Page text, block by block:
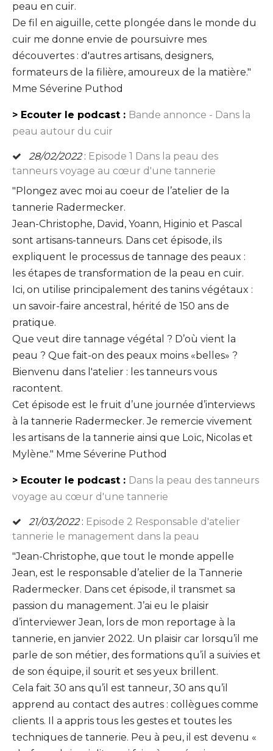
peau en cuir.
De fil en aiguille, cette plongée dans le monde du
cuir me donne envie de poursuivre mes
découvertes : d'autres artisans, designers,
formateurs de la filière, amoureux de la matière."
Mme Séverine Puthod
> Ecouter le podcast : Bande annonce - Dans la
peau autour du cuir
28/02/2022: Episode 1 Dans la peau des
tanneurs voyage au cœur d'une tannerie
"Plongez avec moi au coeur de l’atelier de la
tannerie Radermecker.
Jean-Christophe, David, Yoann, Higinio et Pascal
sont artisans-tanneurs. Dans cet épisode, ils
expliquent le processus de tannage des peaux :
les étapes de transformation de la peau en cuir.
Ici, on utilise principalement des tanins végétaux :
un savoir-faire ancestral, hérité de 150 ans de
pratique.
Que veut dire tannage végétal ? D’où vient la
peau ? Que fait-on des peaux moins «belles» ?
Bienvenu dans l'atelier : les tanneurs vous
racontent.
Cet épisode est le fruit d’une journée d’interviews
à la tannerie Radermecker. Je remercie vivement
les artisans de la tannerie ainsi que Loïc, Nicolas et
Mylène." Mme Séverine Puthod
> Ecouter le podcast : Dans la peau des tanneurs
voyage au cœur d'une tannerie
21/03/2022: Episode 2 Responsable d'atelier
tannerie le management dans la peau
"Jean-Christophe, que tout le monde appelle
Jean, est le responsable d’atelier de la Tannerie
Radermecker. Dans cet épisode, il transmet sa
passion du management. J’ai eu le plaisir
d’interviewer Jean, lors de mon reportage à la
tannerie, en janvier 2022. Un plaisir car lorsqu’il me
parle de son métier, des formations qu’il a suivies et
de son équipe, il sourit et ses yeux brillent.
Cela fait 30 ans qu’il est tanneur, 30 ans qu’il
apprend au contact des autres : collègues comme
clients. Il a appris tous les gestes et toutes les
techniques de tannerie. Peu à peu, il est devenu «